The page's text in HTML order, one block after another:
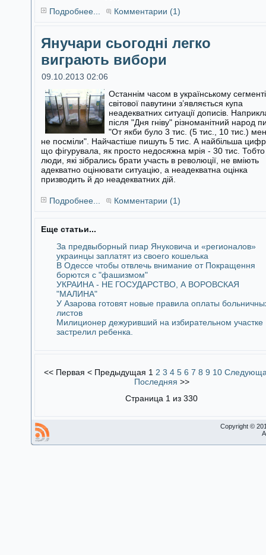
Подробнее...
Комментарии (1)
Янучари сьогодні легко
виграють вибори
09.10.2013 02:06
Останнім часом в українському сегменті
світової павутини з’являється купа
неадекватних ситуації дописів.
після "Дня гніву" різноманітний народ
"От якби було 3 тис. (5 тис., 10 тис.)
не посміли". Найчастіше пишуть 5 тис. А найбільша
що фігурувала, як просто недосяжна мрія - 30 тис. Тобто
люди, які зібрались брати участь в революції, не вміють
адекватно оцінювати ситуацію, а неадекватна оцінка
призводить й до неадекватних дій.
Подробнее... Комментарии (1)
Еще статьи...
За предвыборный пиар Януковича и «регионалов»
украинцы заплатят из своего кошелька
В Одессе чтобы отвлечь внимание от Покращення
борются с "фашизмом"
УКРАИНА - НЕ ГОСУДАРСТВО, А ВОРОВСКАЯ
"МАЛИНА"
У Азарова готовят новые правила оплаты
листов
Милиционер дежуривший на избирательном участке
застрелил ребенка.
<< Первая < Предыдущая 1 2 3 4 5 6 7 8 9 10
Последняя >>
Страница 1 из 330
Copyright ©